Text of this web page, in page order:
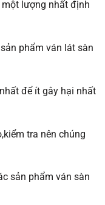
lượng nhất định
phẩm ván lát sàn
để ít gây hại nhất
tra nên chúng
sản phẩm ván sàn